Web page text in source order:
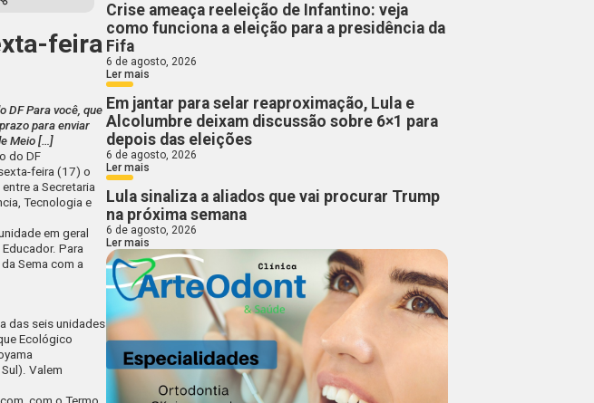
Crise ameaça reeleição de Infantino: veja
como funciona a eleição para a presidência da
Fifa
6 de agosto, 2026
Ler mais
Em jantar para selar reaproximação, Lula e
Alcolumbre deixam discussão sobre 6×1 para
depois das eleições
6 de agosto, 2026
Ler mais
Lula sinaliza a aliados que vai procurar Trump
na próxima semana
6 de agosto, 2026
Ler mais
feira
DF Para você, que
para enviar
Meio […]
do DF
feira (17) o
a Secretaria
Tecnologia e
em geral
Para
daSemacom a
das seis unidades
Ecológico
Valem